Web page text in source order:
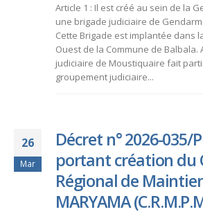
Article 1 : Il est créé au sein de la
une brigade judiciaire de
Cette Brigade est implantée dans
Ouest de la Commune de Balbala.
judiciaire de Moustiquaire fait
groupement judiciaire...
26
Mar
Décret n° 2026-035/
portant création du
Régional de
MARYAMA